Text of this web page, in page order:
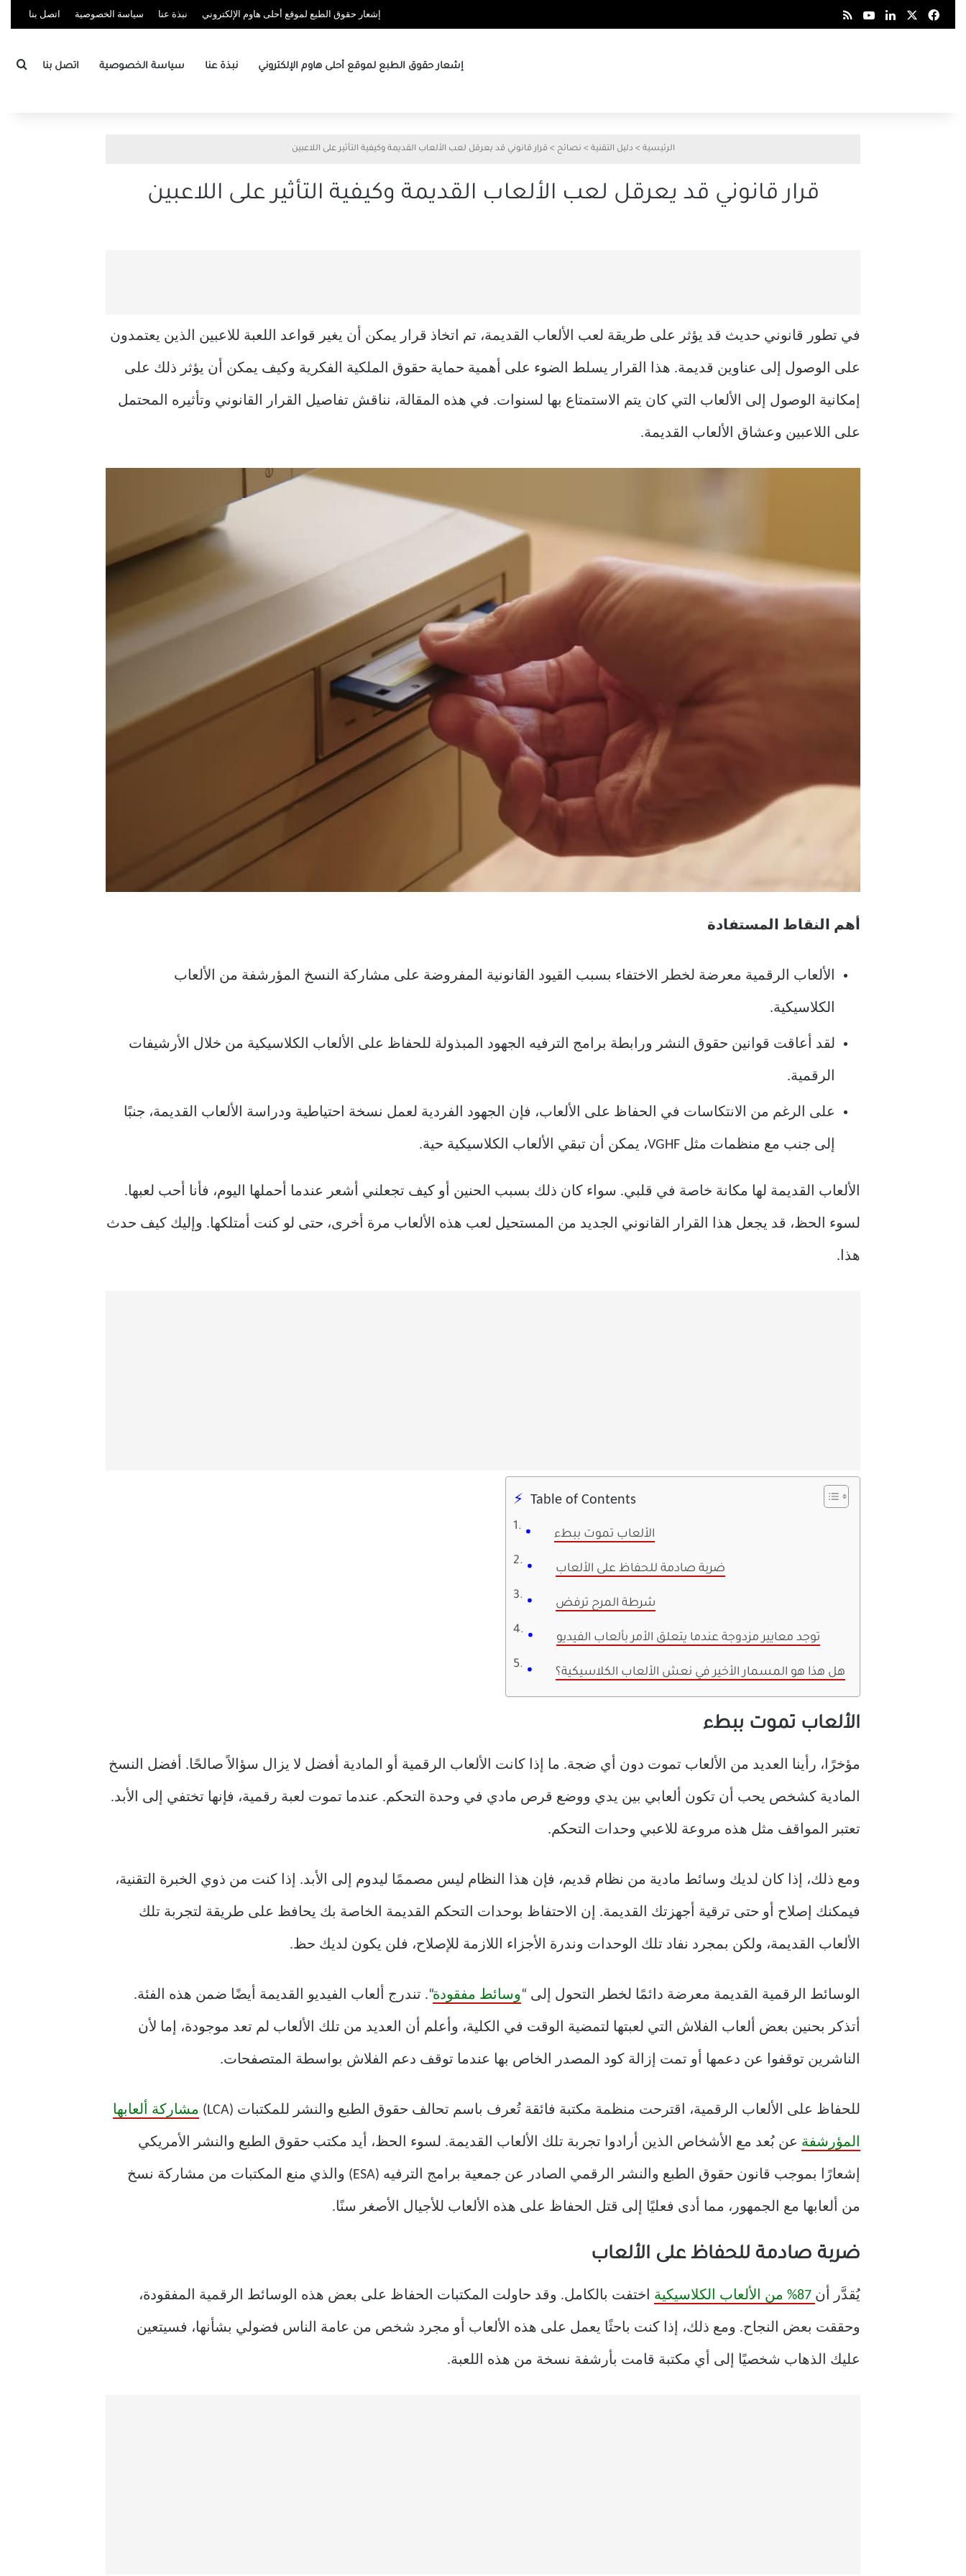
فيسبوك لينكدإن‫YouTube
Smart Zeno إشعار حقوق الطبع لموقع أحلى هاوم الإلكتروني نبذة عنا سياسة الخصوصية اتصل بنا
إشعار حقوق الطبع لموقع أحلى هاوم الإلكتروني نبذة عنا سياسة الخصوصية اتصل بنا
الرئيسية > دليل التقنية > نصائح > قرار قانوني قد يعرقل لعب الألعاب القديمة وكيفية التأثير على اللاعبين
قرار قانوني قد يعرقل لعب الألعاب القديمة وكيفية التأثير على اللاعبين
في تطور قانوني حديث قد يؤثر على طريقة لعب الألعاب القديمة، تم اتخاذ قرار يمكن أن يغير قواعد اللعبة للاعبين الذين يعتمدون
على الوصول إلى عناوين قديمة. هذا القرار يسلط الضوء على أهمية حماية حقوق الملكية الفكرية وكيف يمكن أن يؤثر ذلك على
إمكانية الوصول إلى الألعاب التي كان يتم الاستمتاع بها لسنوات. في هذه المقالة، نناقش تفاصيل القرار القانوني وتأثيره المحتمل
على اللاعبين وعشاق الألعاب القديمة.
أهم النقاط المستفادة
الألعاب الرقمية معرضة لخطر الاختفاء بسبب القيود القانونية المفروضة على مشاركة النسخ المؤرشفة من الألعاب
الكلاسيكية.
لقد أعاقت قوانين حقوق النشر ورابطة برامج الترفيه الجهود المبذولة للحفاظ على الألعاب الكلاسيكية من خلال الأرشيفات
الرقمية.
على الرغم من الانتكاسات في الحفاظ على الألعاب، فإن الجهود الفردية لعمل نسخة احتياطية ودراسة الألعاب القديمة، جنبًا
إلى جنب مع منظمات مثل VGHF، يمكن أن تبقي الألعاب الكلاسيكية حية.
الألعاب القديمة لها مكانة خاصة في قلبي. سواء كان ذلك بسبب الحنين أو كيف تجعلني أشعر عندما أحملها اليوم، فأنا أحب لعبها.
لسوء الحظ، قد يجعل هذا القرار القانوني الجديد من المستحيل لعب هذه الألعاب مرة أخرى، حتى لو كنت أمتلكها. وإليك كيف حدث
هذا.
Table of Contents
الألعاب تموت ببطء
ضربة صادمة للحفاظ على الألعاب
شرطة المرح ترفض
توجد معايير مزدوجة عندما يتعلق الأمر بألعاب الفيديو
هل هذا هو المسمار الأخير في نعش الألعاب الكلاسيكية؟
الألعاب تموت ببطء
مؤخرًا، رأينا العديد من الألعاب تموت دون أي ضجة. ما إذا كانت الألعاب الرقمية أو المادية أفضل لا يزال سؤالاً صالحًا. أفضل النسخ
المادية كشخص يحب أن تكون ألعابي بين يدي ووضع قرص مادي في وحدة التحكم. عندما تموت لعبة رقمية، فإنها تختفي إلى الأبد.
تعتبر المواقف مثل هذه مروعة للاعبي وحدات التحكم.
ومع ذلك، إذا كان لديك وسائط مادية من نظام قديم، فإن هذا النظام ليس مصممًا ليدوم إلى الأبد. إذا كنت من ذوي الخبرة التقنية،
فيمكنك إصلاح أو حتى ترقية أجهزتك القديمة. إن الاحتفاظ بوحدات التحكم القديمة الخاصة بك يحافظ على طريقة لتجربة تلك
الألعاب القديمة، ولكن بمجرد نفاد تلك الوحدات وندرة الأجزاء اللازمة للإصلاح، فلن يكون لديك حظ.
الوسائط الرقمية القديمة معرضة دائمًا لخطر التحول إلى “وسائط مفقودة“. تندرج ألعاب الفيديو القديمة أيضًا ضمن هذه الفئة.
أتذكر بحنين بعض ألعاب الفلاش التي لعبتها لتمضية الوقت في الكلية، وأعلم أن العديد من تلك الألعاب لم تعد موجودة، إما لأن
الناشرين توقفوا عن دعمها أو تمت إزالة كود المصدر الخاص بها عندما توقف دعم الفلاش بواسطة المتصفحات.
للحفاظ على الألعاب الرقمية، اقترحت منظمة مكتبة فائقة تُعرف باسم تحالف حقوق الطبع والنشر للمكتبات (LCA) مشاركة ألعابها
المؤرشفة عن بُعد مع الأشخاص الذين أرادوا تجربة تلك الألعاب القديمة. لسوء الحظ، أيد مكتب حقوق الطبع والنشر الأمريكي
إشعارًا بموجب قانون حقوق الطبع والنشر الرقمي الصادر عن جمعية برامج الترفيه (ESA) والذي منع المكتبات من مشاركة نسخ
من ألعابها مع الجمهور، مما أدى فعليًا إلى قتل الحفاظ على هذه الألعاب للأجيال الأصغر سنًا.
ضربة صادمة للحفاظ على الألعاب
يُقدَّر أن اختفت بالكامل. وقد حاولت المكتبات الحفاظ على بعض هذه الوسائط الرقمية المفقودة،
وحققت بعض النجاح. ومع ذلك، إذا كنت باحثًا يعمل على هذه الألعاب أو مجرد شخص من عامة الناس فضولي بشأنها، فسيتعين
عليك الذهاب شخصيًا إلى أي مكتبة قامت بأرشفة نسخة من هذه اللعبة.